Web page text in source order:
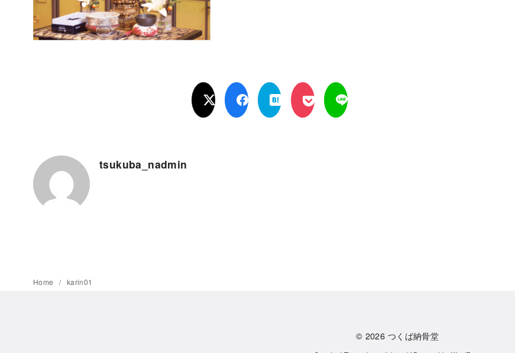
tsukuba_nadmin
Home karin01
© 2026 つくば納骨堂